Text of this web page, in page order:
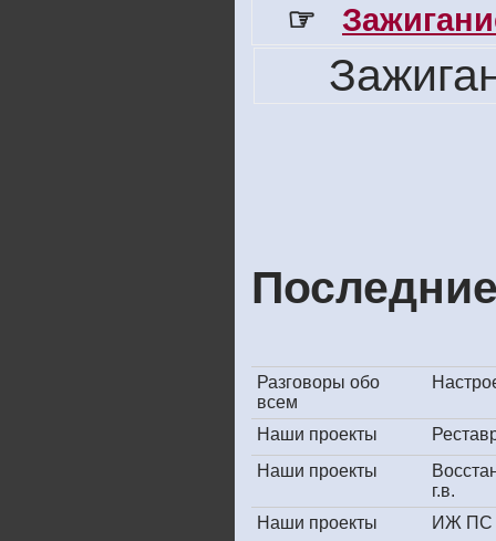
☞
Разговоры обо
всем
Наши проекты
Наши проекты
г.в.
Наши проекты
ИЖ ПС